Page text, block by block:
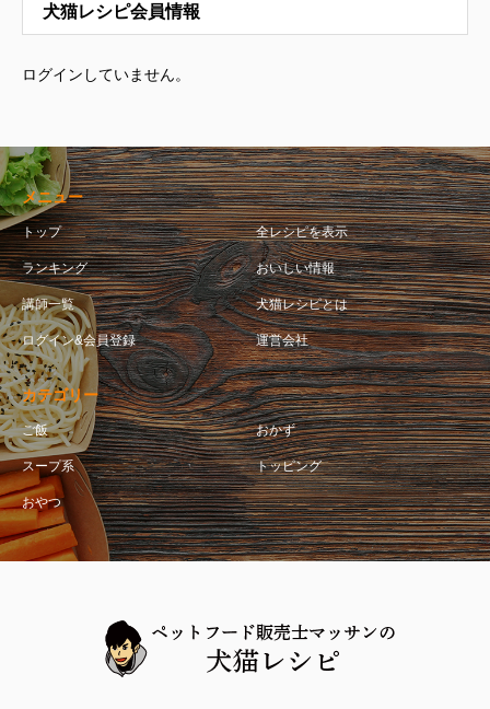
犬猫レシピ会員情報
ログインしていません。
メニュー
トップ 全レシピを表示
ランキング おいしい情報
講師一覧 犬猫レシピとは
ログイン&会員登録 運営会社
カテゴリー
ご飯 おかず
スープ系 トッピング
おやつ